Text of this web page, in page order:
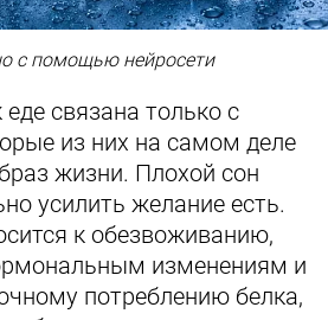
с помощью нейросети
связана только с
из них на самом деле
жизни. Плохой сон
усилить желание есть.
к обезвоживанию,
изменениям и
потреблению белка,